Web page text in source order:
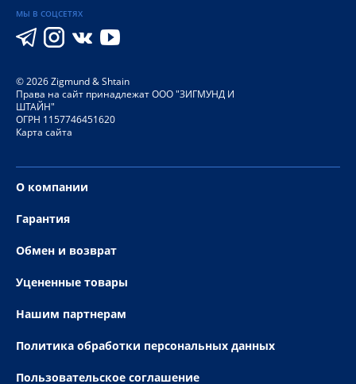
МЫ В СОЦСЕТЯХ
©2026Zigmund & Shtain
Права на сайт принадлежат ООО "ЗИГМУНД И
ШТАЙН"
ОГРН 1157746451620
Карта сайта
О компании
Гарантия
Обмен и возврат
Уцененные товары
Нашим партнерам
Политика обработки персональных данных
Пользовательское соглашение